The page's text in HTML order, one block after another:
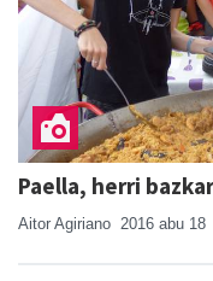
Paella, herri
Aitor Agiriano 2016 abu 18